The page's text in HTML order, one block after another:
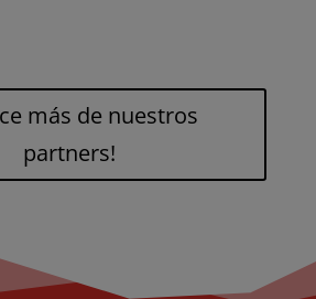
más de nuestros
partners!